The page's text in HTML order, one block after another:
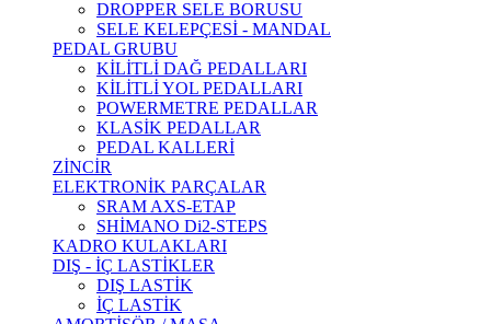
DROPPER SELE BORUSU
SELE KELEPÇESİ - MANDAL
PEDAL GRUBU
KİLİTLİ DAĞ PEDALLARI
KİLİTLİ YOL PEDALLARI
POWERMETRE PEDALLAR
KLASİK PEDALLAR
PEDAL KALLERİ
ZİNCİR
ELEKTRONİK PARÇALAR
SRAM AXS-ETAP
SHİMANO Di2-STEPS
KADRO KULAKLARI
DIŞ - İÇ LASTİKLER
DIŞ LASTİK
İÇ LASTİK